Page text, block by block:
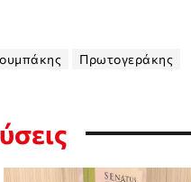
Πρωτογεράκης